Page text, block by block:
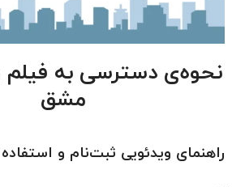
نحوه‌ی دسترسی به فیلم
مشق
راهنمای ویدئویی ثبت‌نام و استفاده